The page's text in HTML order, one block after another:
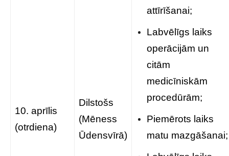
10. aprīlis
(otrdiena)
Dilstošs
(Mēness
Ūdensvīrā)
attīrīšanai;
Labvēlīgs laiks
operācijām un
citām
medicīniskām
procedūrām;
Piemērots laiks
matu mazgāšanai;